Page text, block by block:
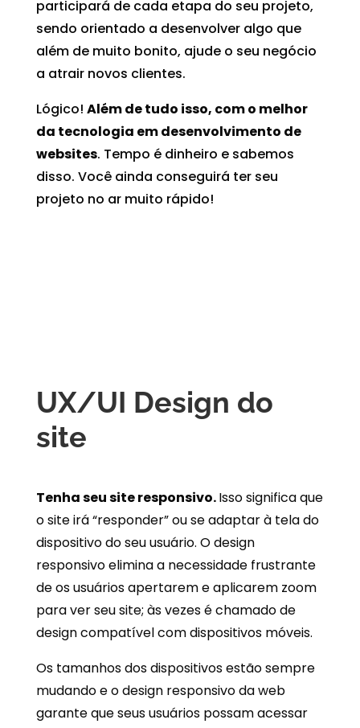
participará de cada etapa do seu projeto,
sendo orientado a desenvolver algo que
além de muito bonito, ajude o seu negócio
a atrair novos clientes.
Lógico! Além de tudo isso, com o melhor
da tecnologia em desenvolvimento de
websites. Tempo é dinheiro e sabemos
disso. Você ainda conseguirá ter seu
projeto no ar muito rápido!
UX/UI Design do
site
Tenha seu site responsivo.Isso significa que
o site irá “responder” ou se adaptar à tela do
dispositivo do seu usuário. O design
responsivo elimina a necessidade frustrante
de os usuários apertarem e aplicarem zoom
para ver seu site; às vezes é chamado de
design compatível com dispositivos móveis.
Os tamanhos dos dispositivos estão sempre
mudando e o design responsivo da web
garante que seus usuários possam acessar